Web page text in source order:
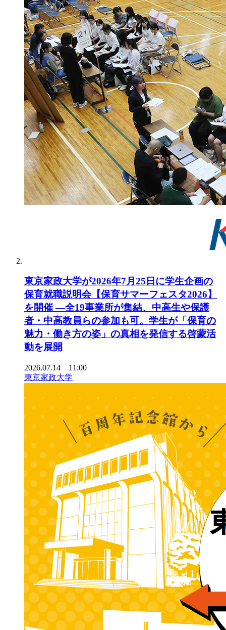
東京家政大学が2026年7月25日に学生企画の
保育就職説明会【保育サマーフェスタ2026】
を開催 ―全19事業所が集結、中高生や保護
者・中高教員らの参加も可。学生が「保育の
魅力・働き方の姿」の真相を発信する啓蒙活
動を展開
2026.07.14 11:00
東京家政大学